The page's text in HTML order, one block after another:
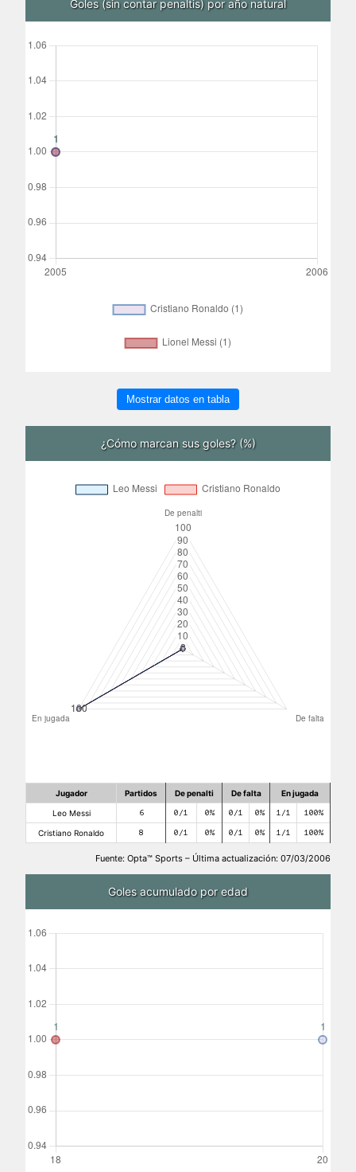
Goles (sin contar penaltis) por año natural
Mostrar datos en tabla
¿Cómo marcan sus goles? (%)
Jugador Partidos De penalti De falta En jugada
Leo Messi 6 0/1 0% 0/1 0% 1/1 100%
Cristiano Ronaldo 8 0/1 0% 0/1 0% 1/1 100%
Fuente: Opta™ Sports – Última actualización: 07/03/2006
Goles acumulado por edad